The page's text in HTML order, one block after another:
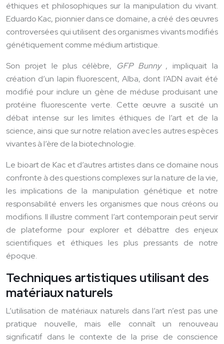
éthiques et philosophiques sur la manipulation du vivant.
Eduardo Kac, pionnier dans ce domaine, a créé des œuvres
controversées qui utilisent des organismes vivants modifiés
génétiquement comme médium artistique.
Son projet le plus célèbre,
GFP Bunny , impliquait la
création d’un lapin fluorescent, Alba, dont l’ADN avait été
modifié pour inclure un gène de méduse produisant une
protéine fluorescente verte. Cette œuvre a suscité un
débat intense sur les limites éthiques de l’art et de la
science, ainsi que sur notre relation avec les autres espèces
vivantes à l’ère de la biotechnologie.
Le bioart de Kac et d’autres artistes dans ce domaine nous
confronte à des questions complexes sur la nature de la vie,
les implications de la manipulation génétique et notre
responsabilité envers les organismes que nous créons ou
modifions. Il illustre comment l’art contemporain peut servir
de plateforme pour explorer et débattre des enjeux
scientifiques et éthiques les plus pressants de notre
époque.
Techniques artistiques utilisant des
matériaux naturels
L’utilisation de matériaux naturels dans l’art n’est pas une
pratique nouvelle, mais elle connaît un renouveau
significatif dans le contexte de la prise de conscience